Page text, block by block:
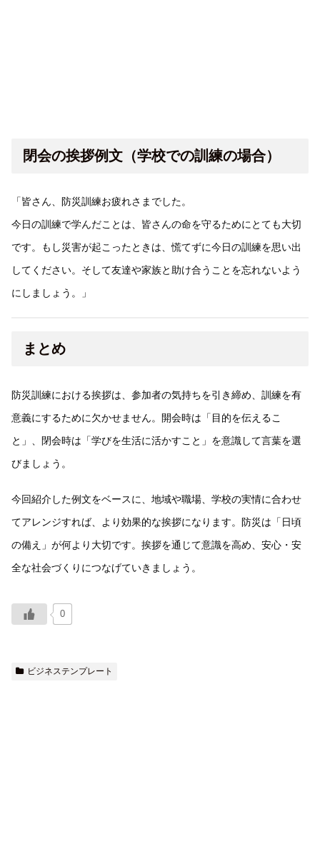
閉会の挨拶例文（学校での訓練の場合）
「皆さん、防災訓練お疲れさまでした。
今日の訓練で学んだことは、皆さんの命を守るためにとても大切
です。もし災害が起こったときは、慌てずに今日の訓練を思い出
してください。そして友達や家族と助け合うことを忘れないよう
にしましょう。」
まとめ
防災訓練における挨拶は、参加者の気持ちを引き締め、訓練を有
意義にするために欠かせません。開会時は「目的を伝えるこ
と」、閉会時は「学びを生活に活かすこと」を意識して言葉を選
びましょう。
今回紹介した例文をベースに、地域や職場、学校の実情に合わせ
てアレンジすれば、より効果的な挨拶になります。防災は「日頃
の備え」が何より大切です。挨拶を通じて意識を高め、安心・安
全な社会づくりにつなげていきましょう。
0
ビジネステンプレート